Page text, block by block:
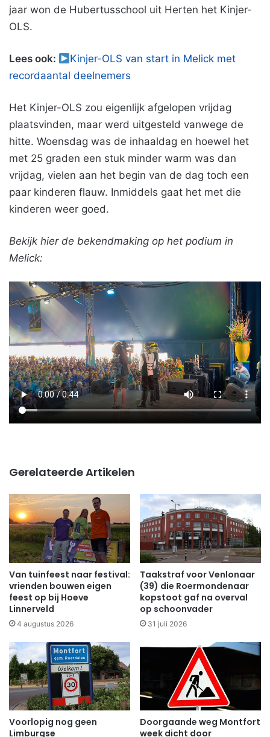
jaar won de Hubertusschool uit Herten het Kinjer-
OLS.
Lees ook:
Kinjer-OLS van start in Melick met
recordaantal deelnemers
Het Kinjer-OLS zou eigenlijk afgelopen vrijdag
plaatsvinden, maar werd uitgesteld vanwege de
hitte. Woensdag was de inhaaldag en hoewel het
met 25 graden een stuk minder warm was dan
vrijdag, vielen aan het begin van de dag toch een
paar kinderen flauw. Inmiddels gaat het met die
kinderen weer goed.
Bekijk hier de bekendmaking op het podium in
Melick:
Gerelateerde Artikelen
Van tuinfeest naar festival:
vrienden bouwen eigen
feest op bij Hoeve
Linnerveld
4 augustus 2026
Taakstraf voor Venlonaar
(39) die Roermondenaar
kopstoot gaf na overval
op schoonvader
31 juli 2026
Voorlopig nog geen
Limburgse
Doorgaande weg Montfort
week dicht door